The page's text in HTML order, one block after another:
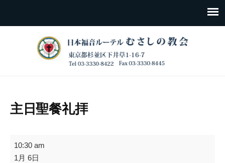
主日聖餐礼拝
主
日
10:30 am
1月 6日